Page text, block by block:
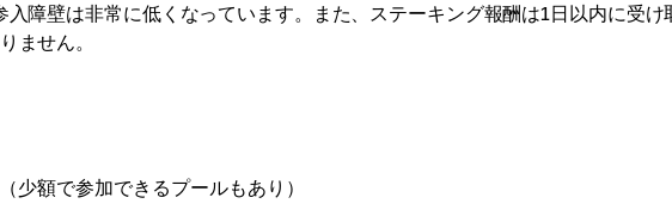
障壁は非常に低くなっています。また、ステーキング報酬は1日以内に受け
ません。
少額で参加できるプールもあり）